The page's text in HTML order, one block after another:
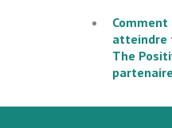
atteindre
The